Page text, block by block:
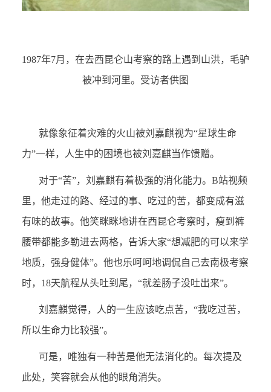
1987年7月，在去西昆仑山考察的路上遇到山洪，毛驴
被冲到河里。受访者供图
就像象征着灾难的火山被刘嘉麒视为“星球生命
力”一样，人生中的困境也被刘嘉麒当作馈赠。
对于“苦”，刘嘉麒有着极强的消化能力。B站视频
里，他走过的路、经过的事、吃过的苦，都变成有滋
有味的故事。他笑眯眯地讲在西昆仑考察时，瘦到裤
腰带都能多勒进去两格，告诉大家“想减肥的可以来学
地质，强身健体”。他也乐呵呵地调侃自己去南极考察
时，18天航程从头吐到尾，“就差肠子没吐出来”。
刘嘉麒觉得，人的一生应该吃点苦，“我吃过苦，
所以生命力比较强”。
可是，唯独有一种苦是他无法消化的。每次提及
此处，笑容就会从他的眼角消失。